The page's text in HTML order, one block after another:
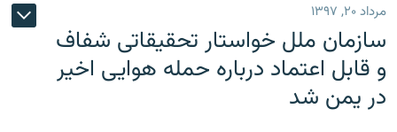
مرداد ۲۰, ۱۳۹۷
سازمان ملل خواستار تحقیقاتی شفاف
و قابل اعتماد درباره حمله هوایی اخیر
در یمن شد